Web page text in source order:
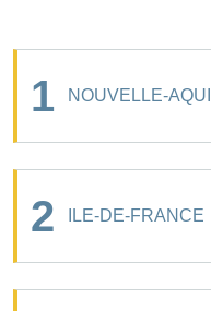
1 NOUVELLE-
2 ILE-DE-FRANCE